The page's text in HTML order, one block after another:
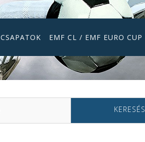
CSAPATOK EMF CL / EMF EURO CUP
KERESÉS